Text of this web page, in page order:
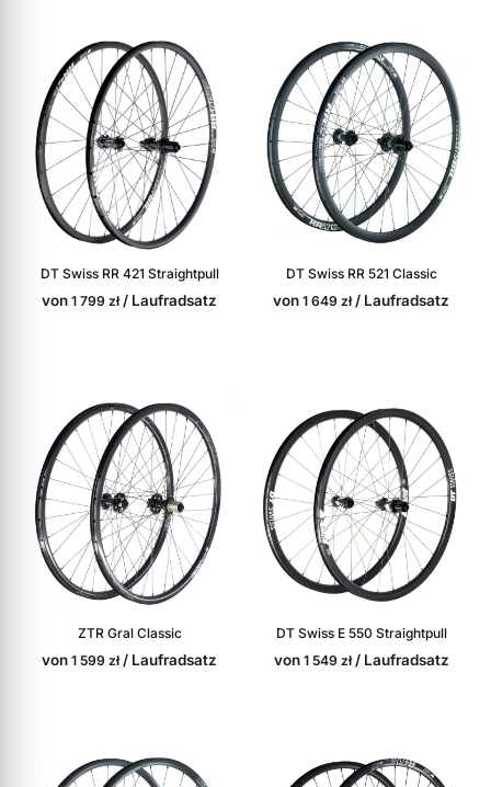
DT Swiss RR 421 Straightpull
von1 799zł/ Laufradsatz
DT Swiss RR 521 Classic
von1 649zł/ Laufradsatz
ZTR Gral Classic
von1 599zł/ Laufradsatz
DT Swiss E 550 Straightpull
von 1 549 zł/ Laufradsatz